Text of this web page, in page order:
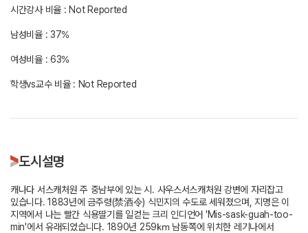
시간강사 비율 : Not Reported
남성비율 : 37%
여성비율 : 63%
학생vs교수 비율 : Not Reported
도시설명
캐나다 서스캐처원 주 중남부에 있는 시. 사우스서스캐처원 강변에 자리잡고
있습니다. 1883년에 금주령(禁酒令) 식민지의 수도로 세워졌으며, 지명은 이
지역에서 나는 빨간 식용딸기를 일컫는 크리 인디언어 'Mis-sask-guah-too-
min'에서 유래되었습니다. 1890년 259㎞ 남동쪽에 위치한 레기나에서